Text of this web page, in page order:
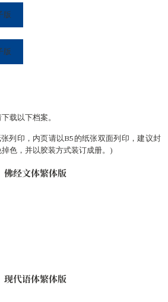
版
版
载以下档案。
列印，内页请以B5的纸张双面列印，建议封
色，并以胶装方式装订成册。)
佛经文体繁体版
现代语体繁体版